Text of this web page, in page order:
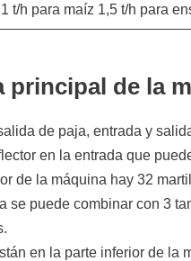
1 t/h para maíz 1,5 t/h para
principal de la
de paja, entrada y
en la entrada que
de la máquina hay 32
se puede combinar con 3
en la parte inferior de la